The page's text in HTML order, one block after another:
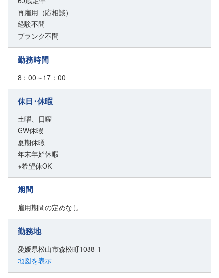
再雇用（応相談）
経験不問
ブランク不問
勤務時間
8：00～17：00
休日･休暇
土曜、日曜
GW休暇
夏期休暇
年末年始休暇
※希望休OK
期間
雇用期間の定めなし
勤務地
愛媛県松山市森松町1088-1
地図を表示